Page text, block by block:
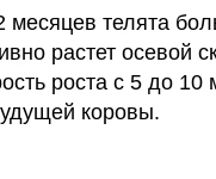
месяцев телята
растет осевой
роста с 5 до 10
коровы.